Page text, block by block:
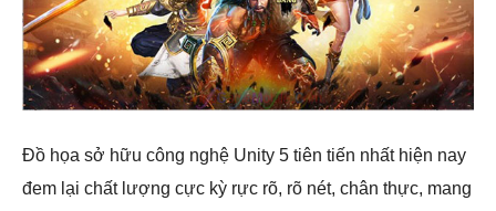
Đồ họa sở hữu công nghệ Unity 5 tiên tiến nhất hiện nay
đem lại chất lượng cực kỳ rực rõ, rõ nét, chân thực, mang